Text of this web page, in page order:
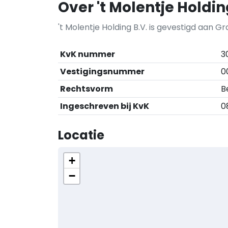
Over 't Molentje
't Molentje Holding B.V. is gevestigd aan
KvK nummer
Vestigingsnummer
Rechtsvorm
Ingeschreven bij KvK
Locatie
+
−